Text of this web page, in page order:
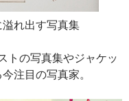
れ出す写真集
の写真集やジャケッ
注目の写真家。